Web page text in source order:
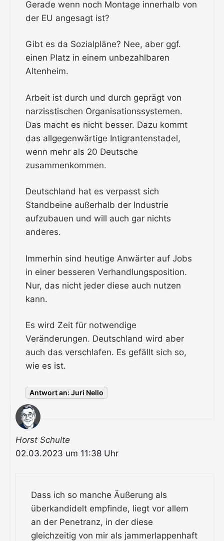
Gerade wenn noch Montage innerhalb von
der EU angesagt ist?
Gibt es da Sozialpläne? Nee, aber ggf.
einen Platz in einem unbezahlbaren
Altenheim.
Arbeit ist durch und durch geprägt von
narzisstischen Organisationssystemen.
Das macht es nicht besser. Dazu kommt
das allgegenwärtige Intigrantenstadel,
wenn mehr als 20 Deutsche
zusammenkommen.
Deutschland hat es verpasst sich
Standbeine außerhalb der Industrie
aufzubauen und will auch gar nichts
anderes.
Immerhin sind heutige Anwärter auf Jobs
in einer besseren Verhandlungsposition.
Nur, das nicht jeder diese auch nutzen
kann.
Es wird Zeit für notwendige
Veränderungen. Deutschland wird aber
auch das verschlafen. Es gefällt sich so,
wie es ist.
Antwort an: Juri Nello
Horst Schulte
02.03.2023 um 11:38 Uhr
Dass ich so manche Äußerung als
überkandidelt empfinde, liegt vor allem
an der Penetranz, in der diese
gleichzeitig von mir als jammerlappenhaft